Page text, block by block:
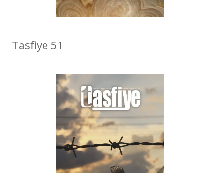
Tasfiye 51